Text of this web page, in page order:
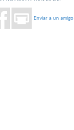
Enviar a un amigo